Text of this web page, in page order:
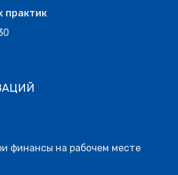
практик
финансы на рабочем месте